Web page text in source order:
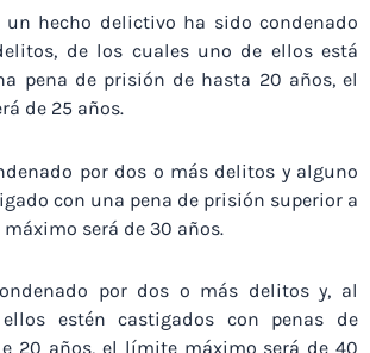
un hecho delictivo ha sido condenado
de los cuales uno de ellos está
pena de prisión de hasta 20 años, el
de 25 años.
por dos o más delitos y alguno
con una pena de prisión superior a
será de 30 años.
por dos o más delitos y, al
estén castigados con penas de
20 años, el límite máximo será de 40